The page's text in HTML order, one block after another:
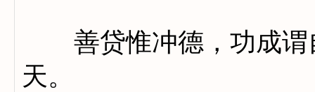
善贷惟冲德，功成谓
天。